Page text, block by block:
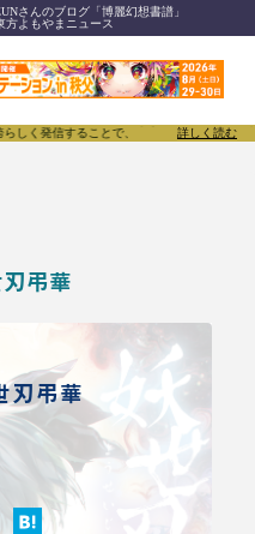
さんのブログ「博麗幻想書譜」
方よもやまニュース
で、東方Projectのみならず「同人文化」そ
詳しく読む
刃弔華
刃弔華